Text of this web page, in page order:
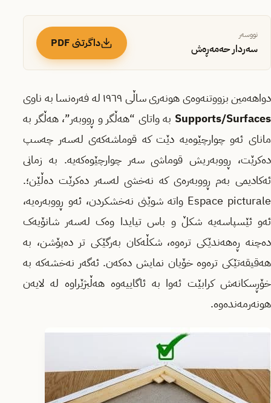
نووسەر
سەردار حەمەڕەش داگرتنی PDF
دواهەمین بزووتنەوەی هونەری ساڵی ١٩٦٩ لە فەرەنسا بە ناوی
Supports/Surfaces بە واتای “هەڵگر و ڕووبەر”، هەڵگر بە
مانای ئەو چوارچێوەیە دێت کە قوماشەکەی لەسەر چەسپ
دەکرێت، ڕووبەریش قوماشی سەر چوارچێوەکەیە. بە زمانی
ئەکادیمی بەم ڕووبەرەی کە نەخشی لەسەر دەکرێت دەڵێن؛.
Espace picturale واتە شوێنی نەخشکردن، ئەو ڕووبەرەیە،
ئەو ئێسپاسەیە شکڵ و باس تیایدا وەک لەسەر شانۆیەک
دەچنە ڕەهەندێکی ترەوە، شکڵەکان بەرگێکی تر دەپۆشن، بە
هەقیقەتێکی ترەوە خۆیان نمایش دەکەن. ئەگەر نەخشەکە بە
خۆڕسکانەش کرابێت ئەوا بە ئاگاییەوە هەڵبژێراوە لە لایەن
هونەرمەندەوە.